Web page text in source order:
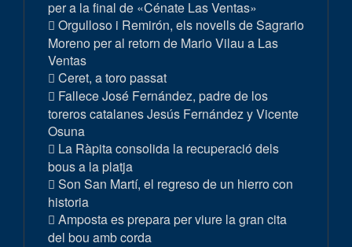
per a la final de «Cénate Las Ventas»
Orgulloso i Remirón, els novells de Sagrario
Moreno per al retorn de Mario Vilau a Las
Ventas
Ceret, a toro passat
Fallece José Fernández, padre de los
toreros catalanes Jesús Fernández y Vicente
Osuna
La Ràpita consolida la recuperació dels
bous a la platja
Son San Martí, el regreso de un hierro con
historia
Amposta es prepara per viure la gran cita
del bou amb corda